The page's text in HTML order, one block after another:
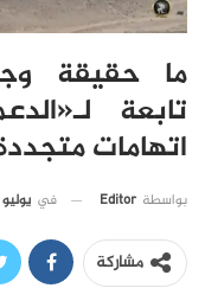
ما حقيقة
تابعة
اتهامات
بواسطة Editor في يوليو 2, 2026
مشاركة